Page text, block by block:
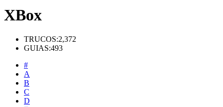
XBox
TRUCOS:2,372
GUIAS:493
#
A
B
C
D